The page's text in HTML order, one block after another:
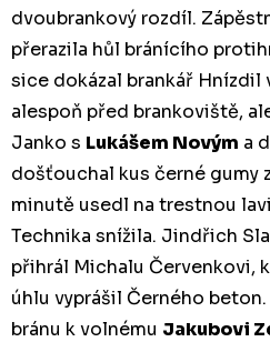
dvoubrankový rozdíl.
přerazila hůl bránícího
sice dokázal brankář Hnízdil
alespoň před brankoviště,
Janko s Lukášem Novým a
došťouchal kus černé gumy
minutě usedl na trestnou
Technika snížila. Jindřich
přihrál Michalu Červenkovi,
úhlu vyprášil Černého
bránu k volnému Jakubovi